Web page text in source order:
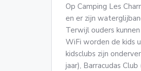
Op Camping Les
en er zijn
Terwijl ouders
WiFi worden de kids
kidsclubs zijn
jaar), Barracudas